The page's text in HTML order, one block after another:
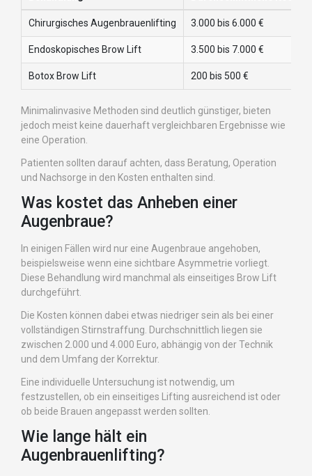
Chirurgisches Augenbrauenlifting 3.000 bis 6.000 €
Endoskopisches Brow Lift 3.500 bis 7.000 €
Botox Brow Lift 200 bis 500 €
Minimalinvasive Methoden sind deutlich günstiger, bieten
jedoch meist keine dauerhaft vergleichbaren Ergebnisse wie
eine Operation.
Patienten sollten darauf achten, dass Beratung, Operation
und Nachsorge in den Kosten enthalten sind.
Was kostet das Anheben einer
Augenbraue?
In einigen Fällen wird nur eine Augenbraue angehoben,
beispielsweise wenn eine sichtbare Asymmetrie vorliegt.
Diese Behandlung wird manchmal als einseitiges Brow Lift
durchgeführt.
Die Kosten können dabei etwas niedriger sein als bei einer
vollständigen Stirnstraffung. Durchschnittlich liegen sie
zwischen 2.000 und 4.000 Euro, abhängig von der Technik
und dem Umfang der Korrektur.
Eine individuelle Untersuchung ist notwendig, um
festzustellen, ob ein einseitiges Lifting ausreichend ist oder
ob beide Brauen angepasst werden sollten.
Wie lange hält ein
Augenbrauenlifting?